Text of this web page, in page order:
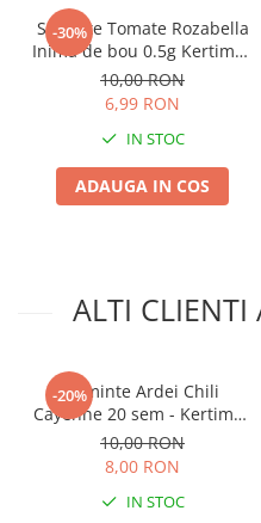
-30%
Seminte Tomate Rozabella
Inima de bou 0.5g Kertimag
- Rosii Roz Mari si Gustoase
10,00 RON
6,99 RON
IN STOC
ADAUGA IN COS
ALTI CLIENTI
-20%
Seminte Ardei Chili
Cayenne 20 sem - Kertimag
- Ardei Iute si Productiv
10,00 RON
8,00 RON
IN STOC